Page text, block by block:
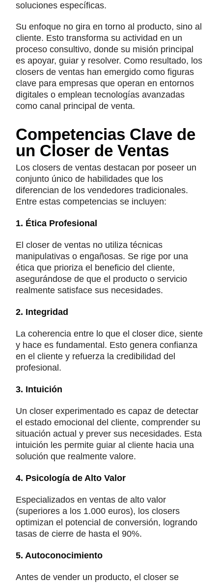
soluciones específicas.
Su enfoque no gira en torno al producto, sino al
cliente. Esto transforma su actividad en un
proceso consultivo, donde su misión principal
es apoyar, guiar y resolver. Como resultado, los
closers de ventas han emergido como figuras
clave para empresas que operan en entornos
digitales o emplean tecnologías avanzadas
como canal principal de venta.
Competencias Clave de
un Closer de Ventas
Los closers de ventas destacan por poseer un
conjunto único de habilidades que los
diferencian de los vendedores tradicionales.
Entre estas competencias se incluyen:
1. Ética Profesional
El closer de ventas no utiliza técnicas
manipulativas o engañosas. Se rige por una
ética que prioriza el beneficio del cliente,
asegurándose de que el producto o servicio
realmente satisface sus necesidades.
2. Integridad
La coherencia entre lo que el closer dice, siente
y hace es fundamental. Esto genera confianza
en el cliente y refuerza la credibilidad del
profesional.
3. Intuición
Un closer experimentado es capaz de detectar
el estado emocional del cliente, comprender su
situación actual y prever sus necesidades. Esta
intuición les permite guiar al cliente hacia una
solución que realmente valore.
4. Psicología de Alto Valor
Especializados en ventas de alto valor
(superiores a los 1.000 euros), los closers
optimizan el potencial de conversión, logrando
tasas de cierre de hasta el 90%.
5. Autoconocimiento
Antes de vender un producto, el closer se